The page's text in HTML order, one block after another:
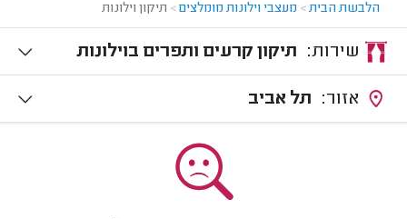
הלבשת הבית> מעצבי וילונות מומלצים> תיקון וילונות
תיקון קרעים ותפרים בוילונות
תל אביב